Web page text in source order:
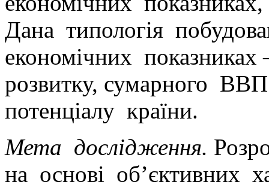
Дана типологія
економічних показниках
розвитку, сумарного
потенціалу країни.
Мета дослідження.
на основі об’єктивних